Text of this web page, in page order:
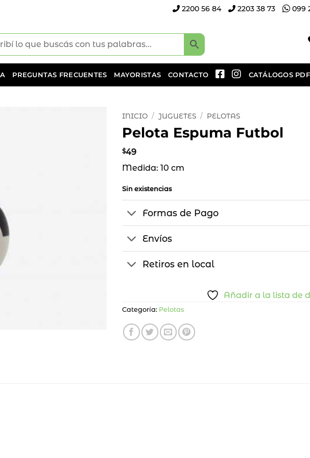
2200 56 84 2203 38 73 099
PREGUNTAS FRECUENTES MAYORISTAS CONTACTO CATÁLOGOS PDF
INICIO / JUGUETES / PELOTAS
Pelota Espuma Futbol
$49
Medida: 10 cm
Sin existencias
Formas de Pago
Envíos
Retiros en local
Añadir a la lista de
Categoría: Pelotas